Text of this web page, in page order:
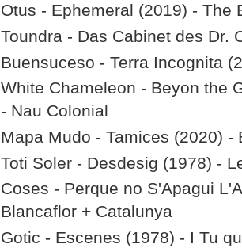
Otus - Ephemeral (2019) - The
Toundra - Das Cabinet des Dr.
Buensuceso - Terra Incognita
White Chameleon - Beyon the
- Nau Colonial
Mapa Mudo - Tamices (2020) -
Toti Soler - Desdesig (1978) -
Coses - Perque no S'Apagui
Blancaflor + Catalunya
Gotic - Escenes (1978) - I Tu